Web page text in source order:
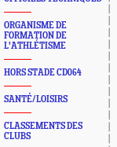
ORGANISME DE
FORMATION DE
L'ATHLÉTISME
HORS STADE CD064
SANTÉ/LOISIRS
CLASSEMENTS DES
CLUBS